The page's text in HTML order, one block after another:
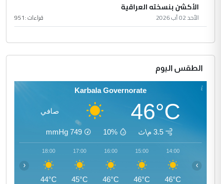
الأكشن بنسخته العراقية
الأحد 02 آب 2026 قراءات :951
الطقس اليوم
Karbala Governorate
46°C صافي
3.5 م\ث 10%
749
mmHg
14:00
46°C
15:00
46°C
16:00
46°C
17:00
45°C
18:00
44°C
‹ ›